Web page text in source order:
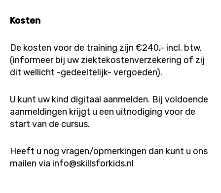
Kosten
De kosten voor de training zijn €240,- incl. btw.
(informeer bij uw ziektekostenverzekering of zij
dit wellicht -gedeeltelijk- vergoeden).
U kunt uw kind digitaal aanmelden. Bij voldoende
aanmeldingen krijgt u een uitnodiging voor de
start van de cursus.
Heeft u nog vragen/opmerkingen dan kunt u ons
mailen via info@skillsforkids.nl